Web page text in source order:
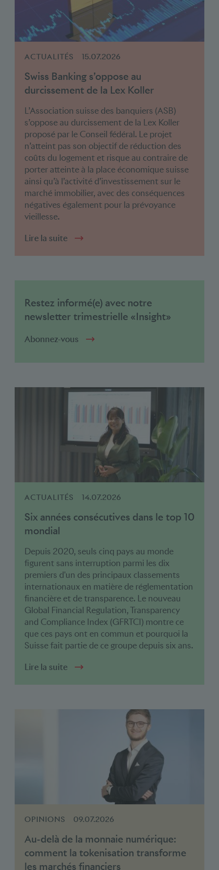
ACTUALITÉS 15.07.2026
Swiss Banking s’oppose au
durcissement de la Lex Koller
L’Association suisse des banquiers (ASB)
s’oppose au durcissement de la Lex Koller
proposé par le Conseil fédéral. Le projet
n’atteint pas son objectif de réduction des
coûts du logement et risque au contraire de
porter atteinte à la place économique suisse
ainsi qu’à l’activité d’investissement sur le
marché immobilier, avec des conséquences
négatives également pour la prévoyance
vieillesse.
Lire la suite
Restez informé(e) avec notre
newsletter trimestrielle «Insight»
Abonnez-vous
ACTUALITÉS 14.07.2026
Six années consécutives dans le top 10
mondial
Depuis 2020, seuls cinq pays au monde
figurent sans interruption parmi les dix
premiers d'un des principaux classements
internationaux en matière de réglementation
financière et de transparence. Le nouveau
Global Financial Regulation, Transparency
and Compliance Index (GFRTCI) montre ce
que ces pays ont en commun et pourquoi la
Suisse fait partie de ce groupe depuis six ans.
Lire la suite
OPINIONS 09.07.2026
Au-delà de la monnaie numérique:
comment la tokenisation transforme
les marchés financiers